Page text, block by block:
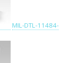
MIL-DTL-11484-